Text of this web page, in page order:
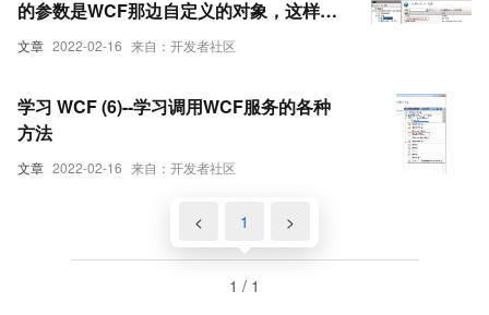
文章 2022-02-16 来自：开发者社区
的参数是WCF那边自定义的对象，这样有
办法调用么，如果可以IOS应该怎么传参
文章 2022-02-16 来自：开发者社区
学习 WCF (6)--学习调用WCF服务的各种
方法
< 1 >
1 / 1